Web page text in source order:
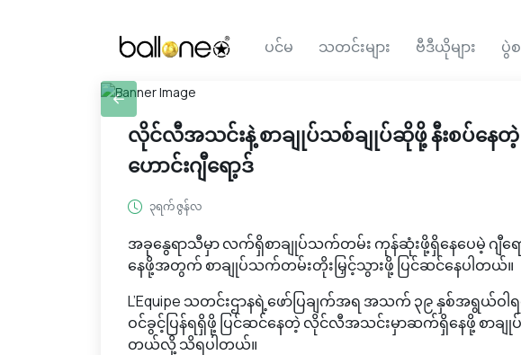
ပင်မ သတင်းများ ဗီဒီယိုများ ပွဲစ
လိုင်လီအသင်းနဲ့ စာချုပ်သစ်ချုပ်ဆိုဖို့ နီးစပ်န
ဟောင်းဂျီရော့ဒ်
၃ရက် ဇွန်လ
အခုနွေရာသီမှာ လက်ရှိစာချုပ်သက်တမ်း ကုန်ဆုံးဖို့ရှိနေပေမဲ့ ဂ
နေဖို့အတွက် စာချုပ်သက်တမ်းတိုးမြှင့်သွားဖို့ ပြင်ဆင်နေပါတယ်။
L’Equipe သတင်းဌာနရဲ့ဖော်ပြချက်အရ အသက် ၃၉ နှစ်အရွယ်ဝ
ဝင်ခွင့်ပြန်ရရှိဖို့ ပြင်ဆင်နေတဲ့ လိုင်လီအသင်းမှာဆက်ရှိနေဖို့ စာခ
တယ်လို့ သိရပါတယ်။